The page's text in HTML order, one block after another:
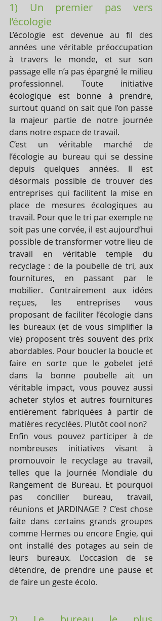
1) Un premier pas vers
l’écologie
L’écologie est devenue au fil des
années une véritable préoccupation
à travers le monde, et sur son
passage elle n’a pas épargné le milieu
professionnel. Toute initiative
écologique est bonne à prendre,
surtout quand on sait que l’on passe
la majeur partie de notre journée
dans notre espace de travail.
C’est un véritable marché de
l’écologie au bureau qui se dessine
depuis quelques années. Il est
désormais possible de trouver des
entreprises qui facilitent la mise en
place de mesures écologiques au
travail. Pour que le tri par exemple ne
soit pas une corvée, il est aujourd’hui
possible de transformer votre lieu de
travail en véritable temple du
recyclage : de la poubelle de tri, aux
fournitures, en passant par le
mobilier. Contrairement aux idées
reçues, les entreprises vous
proposant de faciliter l’écologie dans
les bureaux (et de vous simplifier la
vie) proposent très souvent des prix
abordables. Pour boucler la boucle et
faire en sorte que le gobelet jeté
dans la bonne poubelle ait un
véritable impact, vous pouvez aussi
acheter stylos et autres fournitures
entièrement fabriquées à partir de
matières recyclées. Plutôt cool non?
Enfin vous pouvez participer à de
nombreuses initiatives visant à
promouvoir le recyclage au travail,
telles que la Journée Mondiale du
Rangement de Bureau. Et pourquoi
pas concilier bureau, travail,
réunions et JARDINAGE ? C’est chose
faite dans certains grands groupes
comme Hermes ou encore Engie, qui
ont installé des potages au sein de
leurs bureaux. L’occasion de se
détendre, de prendre une pause et
de faire un geste écolo.